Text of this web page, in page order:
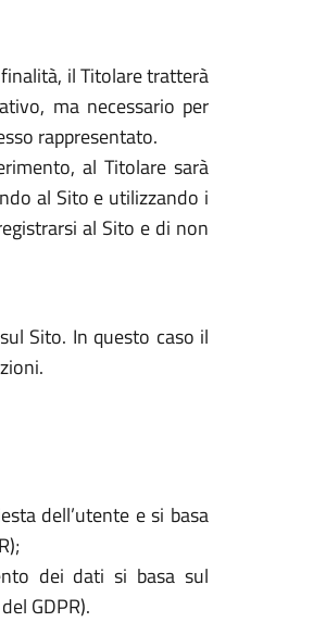
il Titolare tratterà
ma necessario per
rappresentato.
al Titolare sarà
al Sito e utilizzando i
al Sito e di non
Sito. In questo caso il
dell’utente e si basa
dei dati si basa sul
GDPR).